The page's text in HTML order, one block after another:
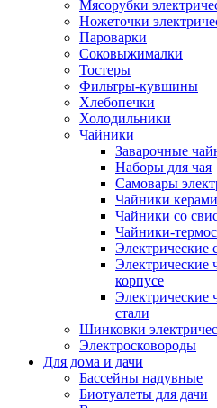
Мясорубки
Ножеточки
Пароварки
Соковыжималки
Тостеры
Фильтры-кувшины
Хлебопечки
Холодильники
Чайники
Заварочные
Наборы для чая
Самовары
Чайники
Чайники со
Чайники-
Электрические
Электрические
корпусе
Электрические
стали
Шинковки
Электросковороды
Для дома и дачи
Бассейны надувные
Биотуалеты для дачи